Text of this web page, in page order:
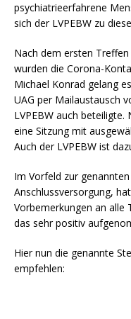
psychiatrieerfahrene
sich der LVPEBW zu
Nach dem ersten
wurden die Corona-
Michael Konrad gelang
UAG per Mailaustausch
LVPEBW auch
eine Sitzung mit
Auch der LVPEBW ist
Im Vorfeld zur
Anschlussversorgung,
Vorbemerkungen an alle
das sehr positiv
Hier nun die genannte
empfehlen: